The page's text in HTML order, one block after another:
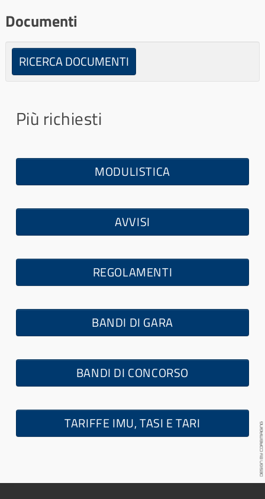
l
t
l
l
Documenti
RICERCA DOCUMENTI
- - conclusi nel 2017
Più richiesti
MODULISTICA
AVVISI
REGOLAMENTI
BANDI DI GARA
BANDI DI CONCORSO
TARIFFE IMU, TASI E TARI